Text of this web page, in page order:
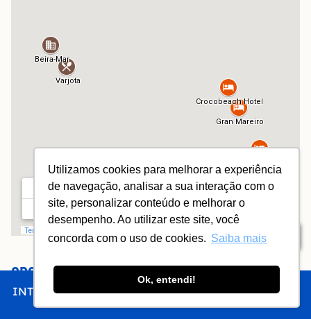
Utilizamos cookies para melhorar a experiência
de navegação, analisar a sua interação com o
site, personalizar conteúdo e melhorar o
desempenho. Ao utilizar este site, você
concorda com o uso de cookies. Saiba mais
Ok, entendi!
INTRO CHEGAR FICAR COMER FAZER
Índice
CROCOBEACH HOTEL